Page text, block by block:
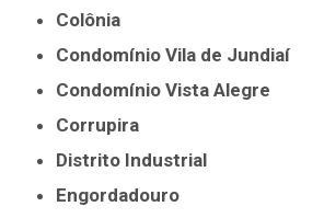
Colônia
Condomínio Vila de Jundiaí
Condomínio Vista Alegre
Corrupira
Distrito Industrial
Engordadouro